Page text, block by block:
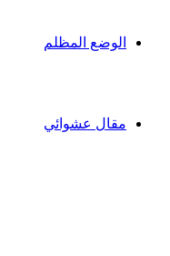
الوضع المظلم
مقال عشوائي